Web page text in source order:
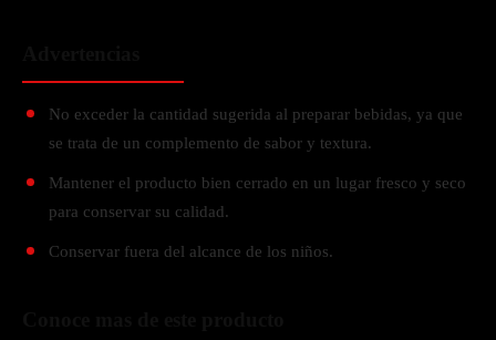
No exceder la cantidad sugerida al preparar bebidas, ya que
se trata de un complemento de sabor y textura.
Mantener el producto bien cerrado en un lugar fresco y seco
para conservar su calidad.
Conservar fuera del alcance de los niños.